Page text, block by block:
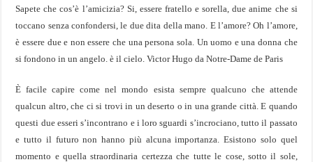
Sapete che cos’è l’amicizia? Si, essere fratello e sorella, due anime che si
toccano senza confondersi, le due dita della mano. E l’amore? Oh l’amore,
è essere due e non essere che una persona sola. Un uomo e una donna che
si fondono in un angelo. è il cielo. Victor Hugo da Notre-Dame de Paris
È facile capire come nel mondo esista sempre qualcuno che attende
qualcun altro, che ci si trovi in un deserto o in una grande città. E quando
questi due esseri s’incontrano e i loro sguardi s’incrociano, tutto il passato
e tutto il futuro non hanno più alcuna importanza. Esistono solo quel
momento e quella straordinaria certezza che tutte le cose, sotto il sole,